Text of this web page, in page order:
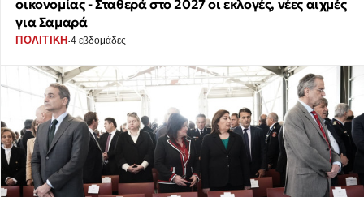
οικονομίας - Σταθερά στο 2027 οι εκλογές, νέες αιχμές
για Σαμαρά
ΠΟΛΙΤΙΚΗ ·4 εβδομάδες